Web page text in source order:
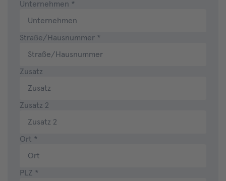
Unternehmen *
Straße/Hausnummer *
Zusatz
Zusatz 2
Ort *
PLZ *